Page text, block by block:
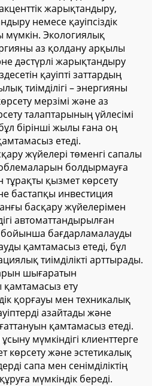
жарықтандыру,
немесе қауіпсіздік
мүмкін. Экологиялық
аз қолдану арқылы
дәстүрлі жарықтандыру
қауіпті заттардың
тиімділігі – энергияны
мерзімі және аз
талаптарының үйлесімі
бірінші жылы ғана оң
етеді.
жүйелері төменгі сапалы
болдырмауға
тұрақты қызмет көрсету
бастапқы инвестиция
басқару жүйелерімен
автоматтандырылған
бағдарламалауды
қамтамасыз етеді, бұл
тиімділікті арттырады.
шығаратын
қамтамасыз ету
қорғауы мен техникалық
азайтады және
қамтамасыз етеді.
мүмкіндігі клиенттерге
көрсету және эстетикалық
сапа мен сенімділіктің
мүмкіндік береді.